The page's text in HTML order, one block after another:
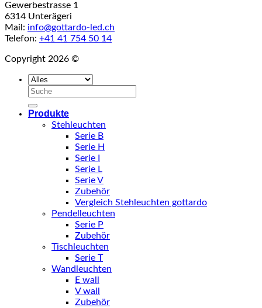
Gewerbestrasse 1
6314 Unterägeri
Mail: info@gottardo-led.ch
Telefon: +41 41 754 50 14
Copyright 2026 ©
Suchen
Produkte
Stehleuchten
Serie B
Serie H
Serie I
Serie L
Serie V
Zubehör
Vergleich Stehleuchten gottardo
Pendelleuchten
Serie P
Zubehör
Tischleuchten
Serie T
Wandleuchten
E wall
V wall
Zubehör